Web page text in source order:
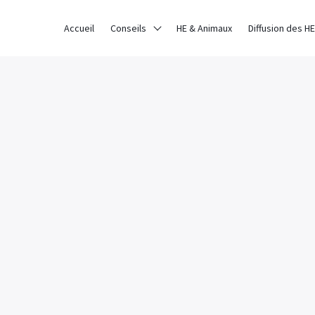
Accueil Conseils HE & Animaux Diffusion des HE